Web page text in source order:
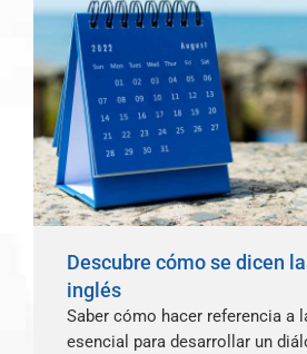
Descubre cómo se dicen
inglés
Saber cómo hacer referencia a
esencial para desarrollar un